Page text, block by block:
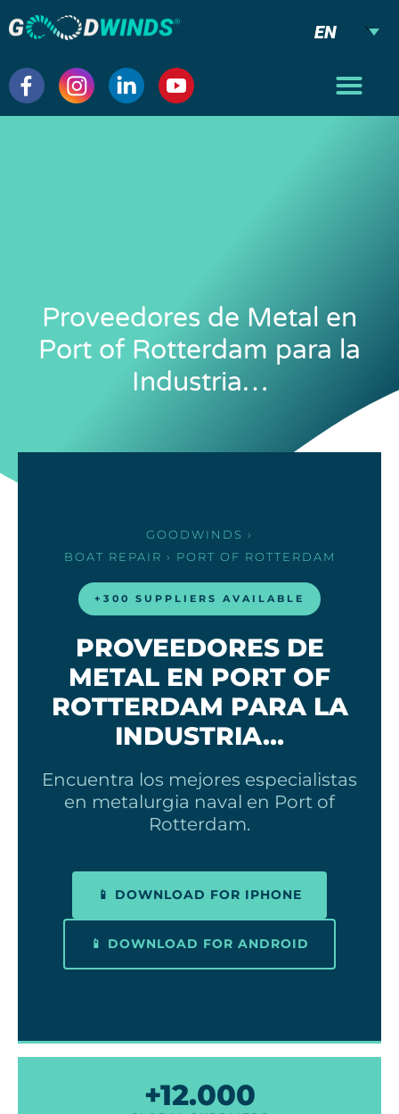
EN
Proveedores de Metal en
Port of Rotterdam para la
Industria…
GOODWINDS ›
BOAT REPAIR › PORT OF ROTTERDAM
+300 SUPPLIERS AVAILABLE
PROVEEDORES DE
METAL EN PORT OF
ROTTERDAM PARA LA
INDUSTRIA…
Encuentra los mejores especialistas
en metalurgia naval en Port of
Rotterdam.
📱 DOWNLOAD FOR IPHONE
📱 DOWNLOAD FOR ANDROID
+12.000